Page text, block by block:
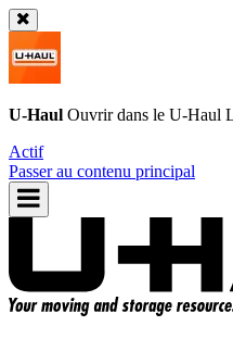
U-Haul Ouvrir dans le U-Haul
Actif
Passer au contenu principal